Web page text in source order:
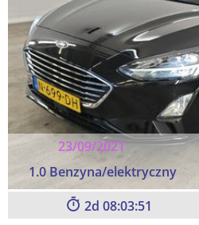
23/09/2021
1.0 Benzyna/elektryczny
2 08:03:50